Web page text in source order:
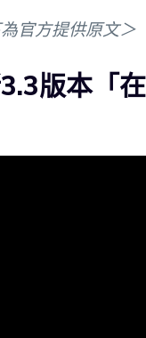
官方提供原文＞
版本「